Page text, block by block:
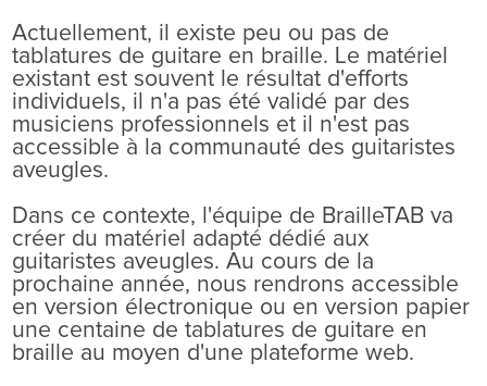
Vie démocratique
Contact
Actuellement, il existe peu ou pas de
tablatures de guitare en braille. Le matériel
existant est souvent le résultat d'efforts
individuels, il n'a pas été validé par des
musiciens professionnels et il n'est pas
accessible à la communauté des guitaristes
aveugles.
Dans ce contexte, l'équipe de BrailleTAB va
créer du matériel adapté dédié aux
guitaristes aveugles. Au cours de la
prochaine année, nous rendrons accessible
en version électronique ou en version papier
une centaine de tablatures de guitare en
braille au moyen d'une plateforme web.